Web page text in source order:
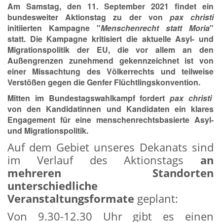
Am Samstag, den 11. September 2021
findet ein
bundesweiter Aktionstag
zu der von pax christi
initiierten Kampagne "Menschenrecht statt Moria"
statt. Die Kampagne kritisiert die aktuelle Asyl- und
Migrationspolitik der EU, die vor allem an den
Außengrenzen zunehmend gekennzeichnet ist von
einer Missachtung des Völkerrechts und teilweise
Verstößen gegen die Genfer Flüchtlingskonvention.
Mitten im Bundestagswahlkampf fordertpax christi
von den Kandidatinnen und Kandidaten ein klares
Engagement für eine menschenrechtsbasierte Asyl-
und Migrationspolitik.
Auf dem Gebiet unseres Dekanats sind
im Verlauf des Aktionstags an
mehreren Standorten
unterschiedliche
Veranstaltungsformate geplant:
Von 9.30-12.30 Uhr gibt es einen